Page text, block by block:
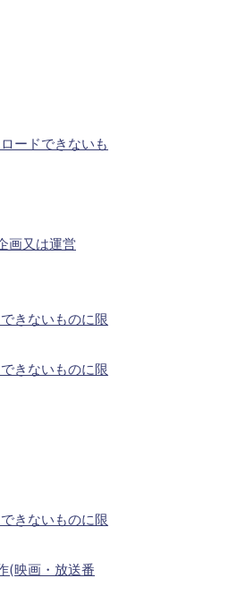
ードできないも
画又は運営
きないものに限
きないものに限
きないものに限
(映画・放送番